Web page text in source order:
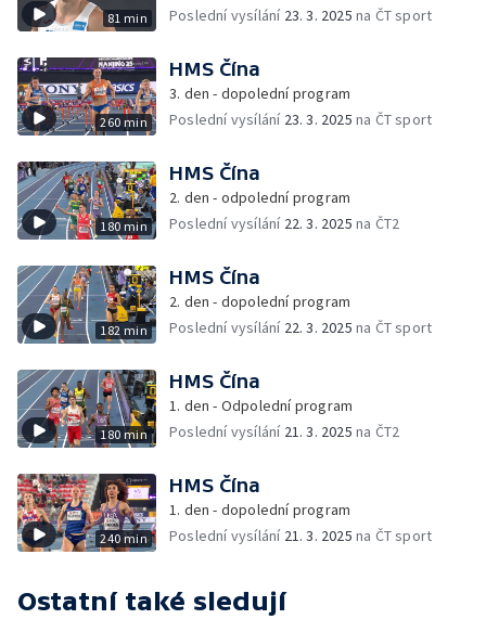
81 min
Poslední vysílání 23. 3. 2025 na ČT sport
260 min
HMS Čína
3. den - dopolední program
Poslední vysílání 23. 3. 2025 na ČT sport
180 min
HMS Čína
2. den - odpolední program
Poslední vysílání 22. 3. 2025 na ČT2
182 min
HMS Čína
2. den - dopolední program
Poslední vysílání 22. 3. 2025 na ČT sport
180 min
HMS Čína
1. den - Odpolední program
Poslední vysílání 21. 3. 2025 na ČT2
240 min
HMS Čína
1. den - dopolední program
Poslední vysílání 21. 3. 2025 na ČT sport
Ostatní také sledují